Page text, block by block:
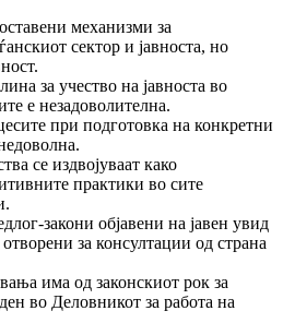
механизми за
сектор и јавноста, но
за учество на јавноста во
е незадоволителна.
при подготовка на конкретни
се издвојуваат како
практики во сите
закони објавени на јавен увид
за консултации од страна
има од законскиот рок за
во Деловникот за работа на